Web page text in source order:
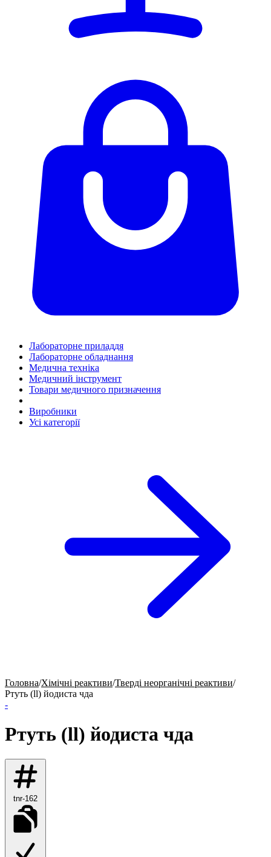
Лабораторне приладдя
Лабораторне обладнання
Медична техніка
Медичний інструмент
Товари медичного призначення
Виробники
Усі категорії
Головна/Хімічні реактиви/Тверді неорганічні реактиви/
Ртуть (ll) йодиста чда
-
Ртуть (ll) йодиста чда
tnr-162